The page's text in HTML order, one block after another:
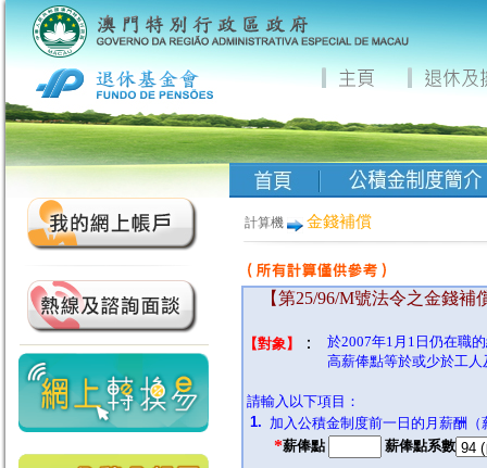
計算機 金錢補償